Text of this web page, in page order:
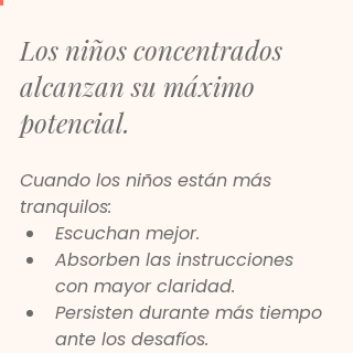
Los niños concentrados
alcanzan su máximo
potencial.
Cuando los niños están más
tranquilos:
Escuchan mejor.
Absorben las instrucciones
con mayor claridad.
Persisten durante más tiempo
ante los desafíos.